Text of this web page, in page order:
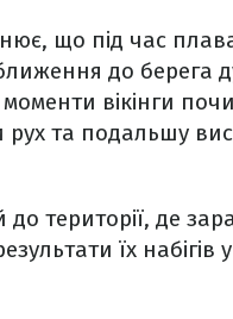
що під час
до берега
вікінги
та подальшу
території, де
їх набігів у